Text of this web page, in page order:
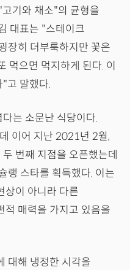
기와 채소"의 균형을
대표는 "스테이크
장히 더부룩하지만 꽃은
먹으면 먹지하게 된다. 이
고 말했다.
는 소문난 식당이다.
이어 지난 2021년 2월,
번째 지점을 오픈했는데
랭 스타를 획득했다. 이는
상이 아니라 다른
적 매력을 가지고 있음을
대해 냉정한 시각을